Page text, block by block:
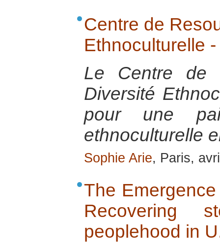
Centre de
Ethnoculturelle
Le Centre de
Diversité
pour une
ethnoculturelle
Sophie Arie, Paris,
The
Recovering
peoplehood in